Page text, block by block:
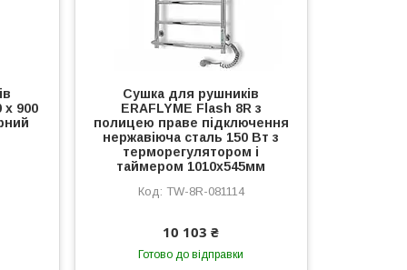
x 900
Сушка для рушників
ERAFLYME Flash 8R з
полицею праве підключення
нержавіюча сталь 150 Вт з
терморегулятором і
таймером 1010х545мм
TW-8R-081114
10 103 ₴
Готово до відправки